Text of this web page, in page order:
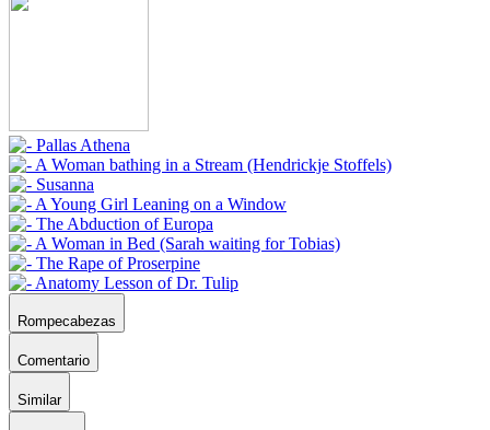
Rompecabezas
Comentario
Similar